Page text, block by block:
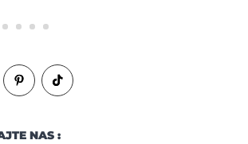
NAS :